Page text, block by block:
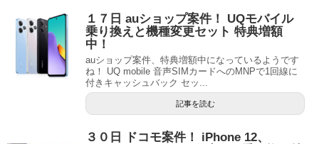
１７日 auショップ案件！ UQモバイル
乗り換えと機種変更セット 特典増額
中！
auショップ案件、特典増額中になっているようです
ね！ UQ mobile 音声SIMカードへのMNPで1回線に
付きキャッシュバック セッ...
記事を読む
３０日 ドコモ案件！ iPhone 12、